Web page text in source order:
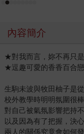
內容簡介
★對我而言，妳不再只
★逗趣可愛的香香百合
生駒未波與牧田柚子是
校外教學時明明氛圍很
對自己被氣氛影響把持
以及因為有了把握，決
兩人的關係究竟會如何